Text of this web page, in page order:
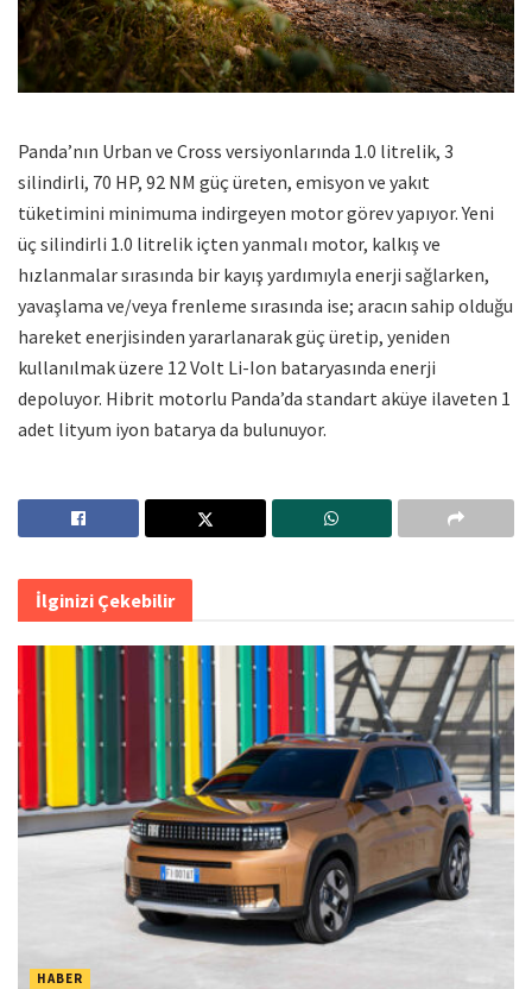
Panda’nın Urban ve Cross versiyonlarında 1.0 litrelik, 3
silindirli, 70 HP, 92 NM güç üreten, emisyon ve yakıt
tüketimini minimuma indirgeyen motor görev yapıyor. Yeni
üç silindirli 1.0 litrelik içten yanmalı motor, kalkış ve
hızlanmalar sırasında bir kayış yardımıyla enerji sağlarken,
yavaşlama ve/veya frenleme sırasında ise; aracın sahip olduğu
hareket enerjisinden yararlanarak güç üretip, yeniden
kullanılmak üzere 12 Volt Li-Ion bataryasında enerji
depoluyor. Hibrit motorlu Panda’da standart aküye ilaveten 1
adet lityum iyon batarya da bulunuyor.
İlginizi Çekebilir
HABER